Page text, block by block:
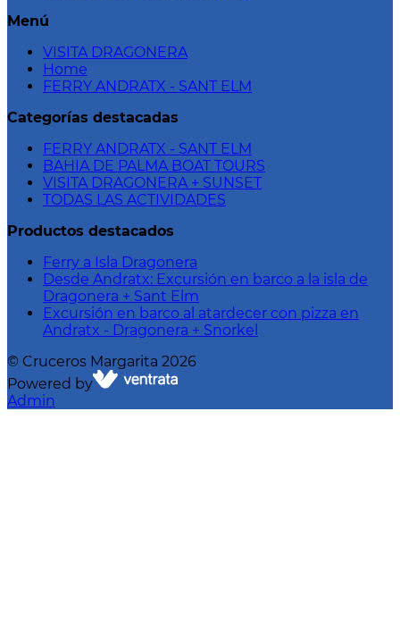
Menú
VISITA DRAGONERA
Home
FERRY ANDRATX - SANT ELM
Categorías destacadas
FERRY ANDRATX - SANT ELM
BAHIA DE PALMA BOAT TOURS
VISITA DRAGONERA + SUNSET
TODAS LAS ACTIVIDADES
Productos destacados
Ferry a Isla Dragonera
Desde Andratx: Excursión en barco a la isla de
Dragonera + Sant Elm
Excursión en barco al atardecer con pizza en
Andratx - Dragonera + Snorkel
© Cruceros Margarita 2026
Powered by
Admin